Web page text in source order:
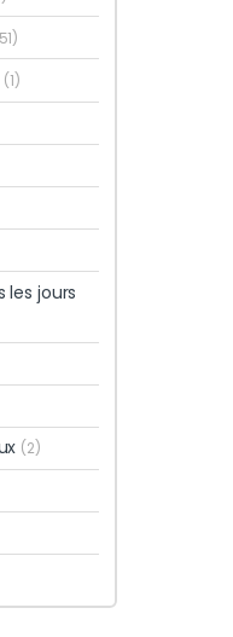
(1)
les jours
(2)